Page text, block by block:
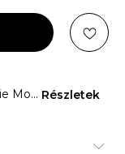
Mo... Részletek